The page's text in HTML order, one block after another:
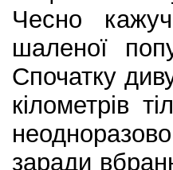
Чесно
шаленої
Спочатку
кілометрів
заради